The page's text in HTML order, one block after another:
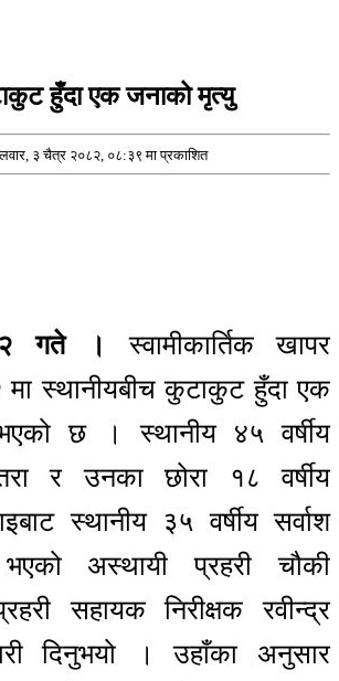
हुँदा एक जनाको मृत्यु
३ चैत्र २०८२, ०८:३९ मा प्रकाशित
२ गते ।
स्वामीकार्तिक खापर
मा स्थानीयबीच कुटाकुट हुँदा एक
छ । स्थानीय ४५ वर्षीय
र उनका छोरा १८ वर्षीय
स्थानीय ३५ वर्षीय सर्वाश
अस्थायी प्रहरी चौकी
सहायक निरीक्षक रवीन्द्र
दिनुभयो । उहाँका अनुसार